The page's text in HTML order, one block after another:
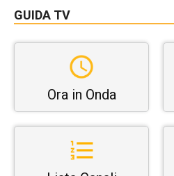
GUIDA TV
Ora in Onda